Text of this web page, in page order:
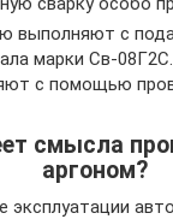
выполняют с
марки Св-
с помощью
смысла
аргоном?
эксплуатации